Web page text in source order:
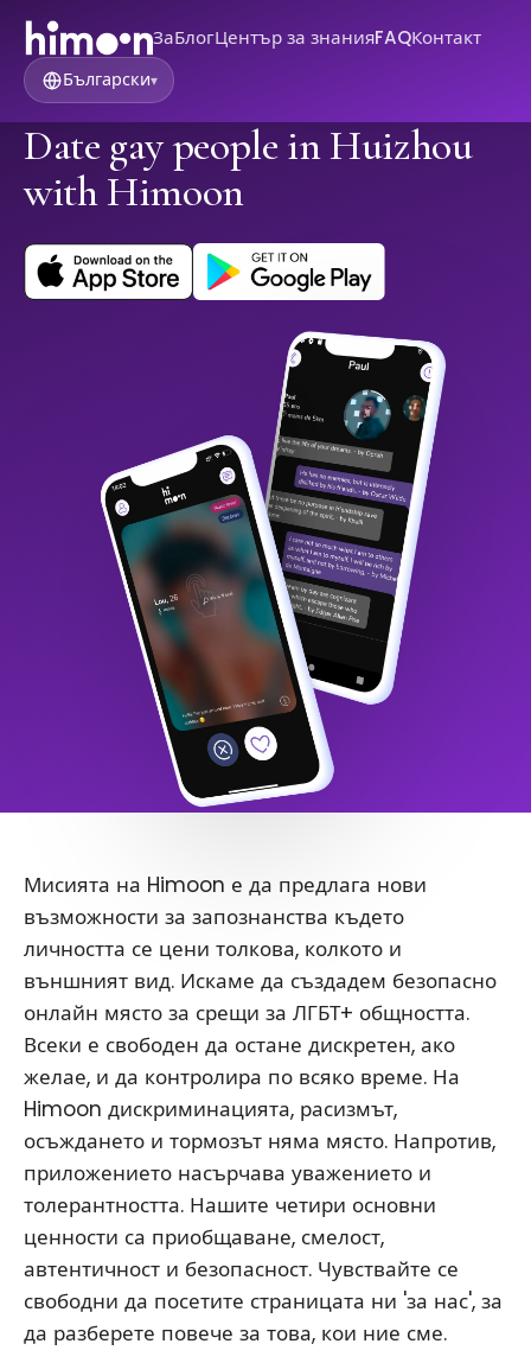
ЗаБлогЦентър за знанияFAQКонтакт
Български▾
Date gay people in Huizhou
with Himoon
Мисията на Himoon е да предлага нови
възможности за запознанства където
личността се цени толкова, колкото и
външният вид. Искаме да създадем безопасно
онлайн място за срещи за ЛГБТ+ общността.
Всеки е свободен да остане дискретен, ако
желае, и да контролира по всяко време. На
Himoon дискриминацията, расизмът,
осъждането и тормозът няма място. Напротив,
приложението насърчава уважението и
толерантността. Нашите четири основни
ценности са приобщаване, смелост,
автентичност и безопасност. Чувствайте се
свободни да посетите страницата ни 'за нас', за
да разберете повече за това, кои ние сме.